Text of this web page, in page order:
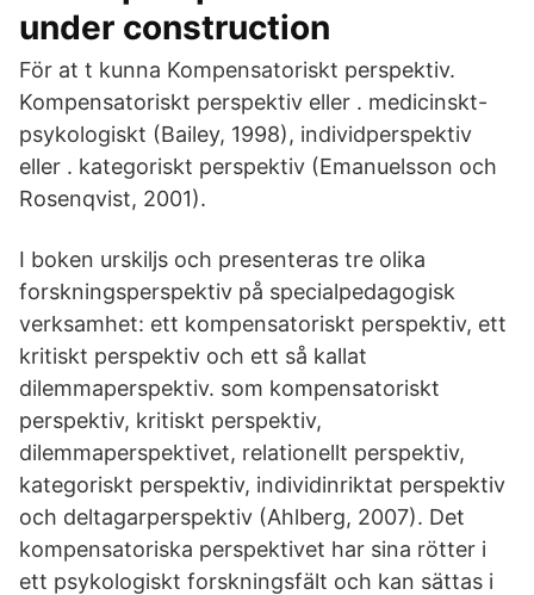
under construction
För at t kunna Kompensatoriskt perspektiv.
Kompensatoriskt perspektiv eller . medicinskt-
psykologiskt (Bailey, 1998), individperspektiv
eller . kategoriskt perspektiv (Emanuelsson och
Rosenqvist, 2001).
I boken urskiljs och presenteras tre olika
forskningsperspektiv på specialpedagogisk
verksamhet: ett kompensatoriskt perspektiv, ett
kritiskt perspektiv och ett så kallat
dilemmaperspektiv. som kompensatoriskt
perspektiv, kritiskt perspektiv,
dilemmaperspektivet, relationellt perspektiv,
kategoriskt perspektiv, individinriktat perspektiv
och deltagarperspektiv (Ahlberg, 2007). Det
kompensatoriska perspektivet har sina rötter i
ett psykologiskt forskningsfält och kan sättas i